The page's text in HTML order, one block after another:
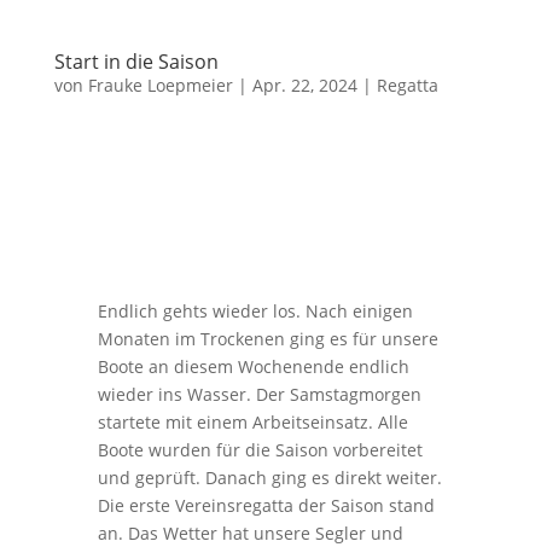
Start in die Saison
von Frauke Loepmeier| Apr. 22, 2024| Regatta
Endlich gehts wieder los. Nach einigen
Monaten im Trockenen ging es für unsere
Boote an diesem Wochenende endlich
wieder ins Wasser. Der Samstagmorgen
startete mit einem Arbeitseinsatz. Alle
Boote wurden für die Saison vorbereitet
und geprüft. Danach ging es direkt weiter.
Die erste Vereinsregatta der Saison stand
an. Das Wetter hat unsere Segler und